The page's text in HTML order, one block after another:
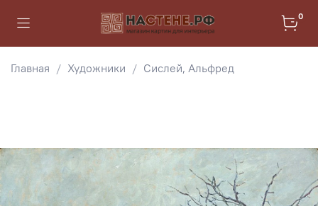
0
Главная Художники Сислей, Альфред